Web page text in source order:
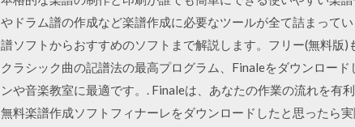
やドラム譜の作成など楽譜作成に必要なツールが全て詰まって
譜ソフトからおすすめのソフトまで解説します。フリー(無料版
クラシック曲の記譜法の最高プログラム、Finaleをダウンロー
ンや音楽教室に最適です。. Finaleは、あなたの作業の流れを有
無料楽譜作成ソフトフィナーレをダウンロードしたと思ったら